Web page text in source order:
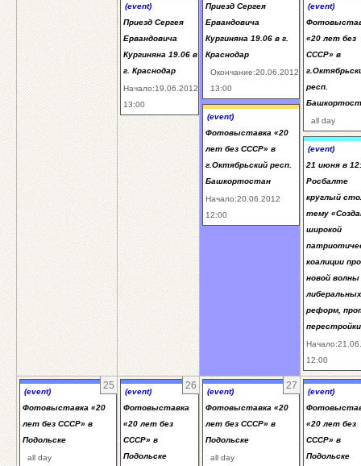
(event)
Приезд Сергея
Ервандовича
Кургиняна 19.06 в
г. Краснодар
Начало:19.06.2012
13:00
Приезд Сергея
Ервандовича
Кургиняна 19.06 в г.
Краснодар
Окончание:20.06.2012
13:00
(event)
Фотовыставка «20
лет без СССР» в
г.Октябрьский респ.
Башкортостан
Начало:20.06.2012
12:00
(event)
«20 лет без
СССР» в
респ.
all day
(event)
21 июня в
Росбалте
круглый
тему
широкой
коалиции
новой волны
либеральных
реформ,
12:00
25
(event)
Фотовыставка «20
лет без СССР» в
Подольске
all day
26
(event)
Фотовыставка
«20 лет без
СССР» в
Подольске
27
(event)
Фотовыставка «20
лет без СССР» в
Подольске
all day
(event)
«20 лет без
СССР» в
Подольске